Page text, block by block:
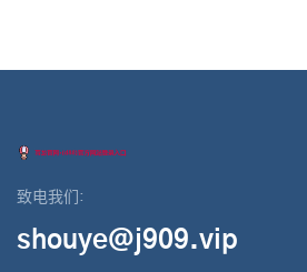
致电我们:
shouye@j909.vip